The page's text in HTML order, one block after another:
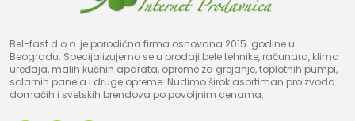
Bel-fast d.o.o. je porodična firma osnovana 2015. godine u
Beogradu. Specijalizujemo se u prodaji bele tehnike, računara, klima
uređaja, malih kućnih aparata, opreme za grejanje, toplotnih pumpi,
solarnih panela i druge opreme. Nudimo širok asortiman proizvoda
domaćih i svetskih brendova po povoljnim cenama.